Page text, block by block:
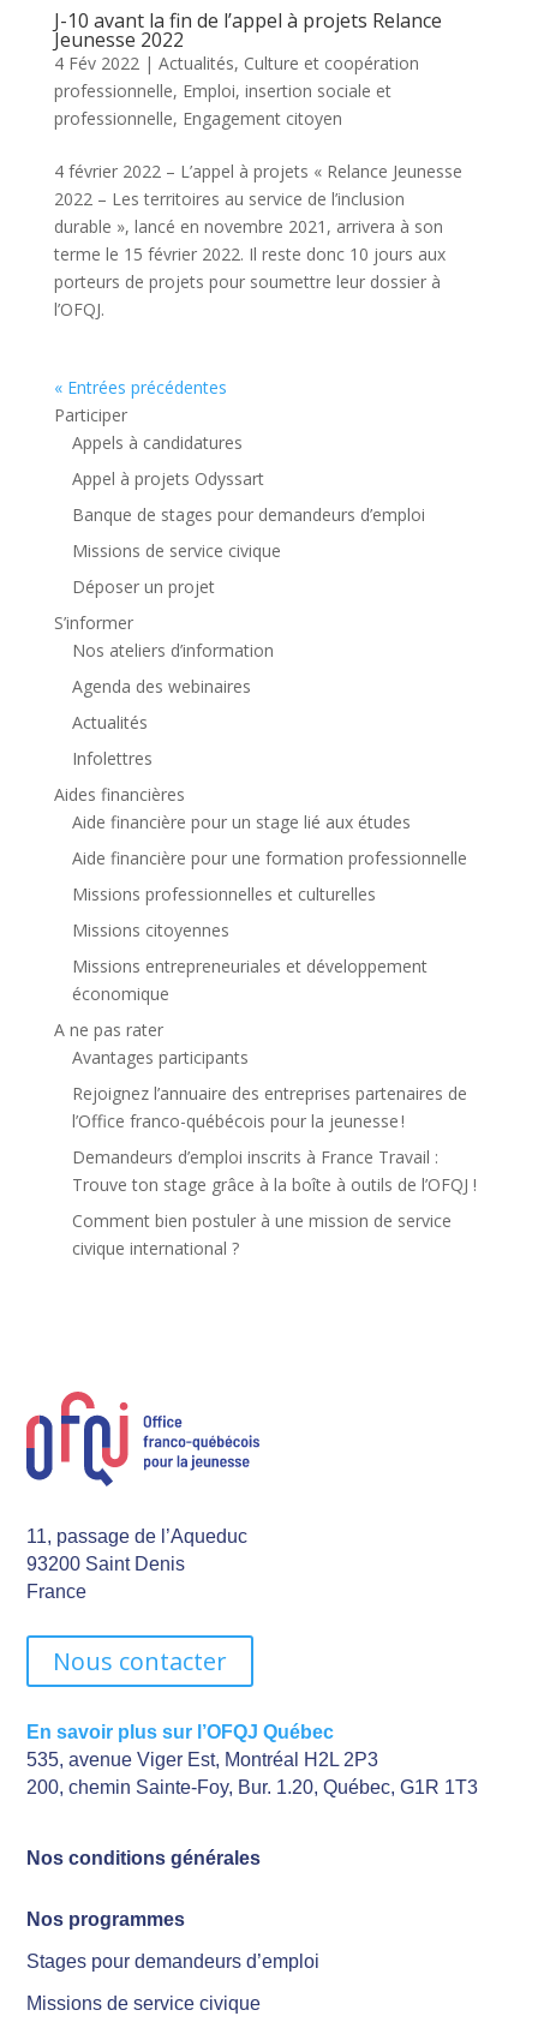
J-10 avant la fin de l’appel à projets Relance
Jeunesse 2022
4 Fév 2022 | Actualités, Culture et coopération
professionnelle, Emploi, insertion sociale et
professionnelle, Engagement citoyen
4 février 2022 – L’appel à projets « Relance Jeunesse
2022 – Les territoires au service de l’inclusion
durable », lancé en novembre 2021, arrivera à son
terme le 15 février 2022. Il reste donc 10 jours aux
porteurs de projets pour soumettre leur dossier à
l’OFQJ.
« Entrées précédentes
Participer
Appels à candidatures
Appel à projets Odyssart
Banque de stages pour demandeurs d’emploi
Missions de service civique
Déposer un projet
S’informer
Nos ateliers d’information
Agenda des webinaires
Actualités
Infolettres
Aides financières
Aide financière pour un stage lié aux études
Aide financière pour une formation professionnelle
Missions professionnelles et culturelles
Missions citoyennes
Missions entrepreneuriales et développement
économique
A ne pas rater
Avantages participants
Rejoignez l’annuaire des entreprises partenaires de
l’Office franco-québécois pour la jeunesse !
Demandeurs d’emploi inscrits à France Travail :
Trouve ton stage grâce à la boîte à outils de l’OFQJ !
Comment bien postuler à une mission de service
civique international ?
11, passage de l’Aqueduc
93200 Saint Denis
France
Nous contacter
En savoir plus sur l’OFQJ Québec
535, avenue Viger Est, Montréal H2L 2P3
200, chemin Sainte-Foy, Bur. 1.20, Québec, G1R 1T3
Nos conditions générales
Nos programmes
Stages pour demandeurs d’emploi
Missions de service civique